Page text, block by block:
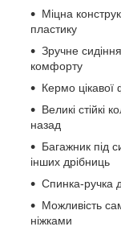
Міцна
пластику
Зручне
комфорту
Кермо цікавої
Великі стійкі
назад
Багажник під
інших дрібниць
Спинка-ручка
Можливість
ніжками